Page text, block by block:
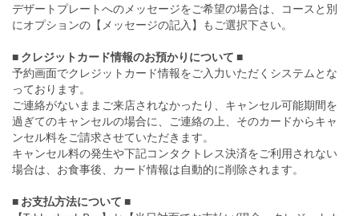
デザートプレートへのメッセージをご希望の場合は、コースと別
にオプションの【メッセージの記入】もご選択下さい。
■ クレジットカード情報のお預かりについて ■
予約画面でクレジットカード情報をご入力いただくシステムとな
っております。
ご連絡がないままご来店されなかったり、キャンセル可能期間を
過ぎてのキャンセルの場合に、ご連絡の上、そのカードからキャ
ンセル料をご請求させていただきます。
キャンセル料の発生や下記コンタクトレス決済をご利用されない
場合は、お食事後、カード情報は自動的に削除されます。
■ お支払方法について ■